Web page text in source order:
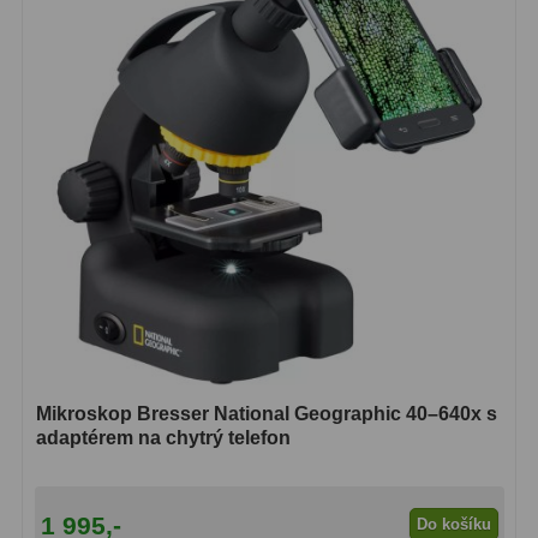
Mikroskop Bresser National Geographic 40–640x s
adaptérem na chytrý telefon
1 995,- Do košíku